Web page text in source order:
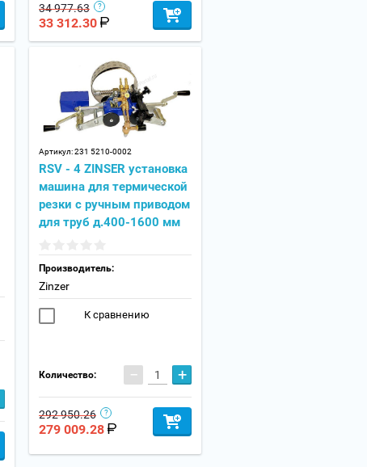
34 977.63
33 312.30
Артикул:231 5210-0002
RSV - 4 ZINSER установка
машина для термической
резки с ручным приводом
для труб д.400-1600 мм
Производитель:
Zinzer
К сравнению
Количество: − +
292 950.26
279 009.28